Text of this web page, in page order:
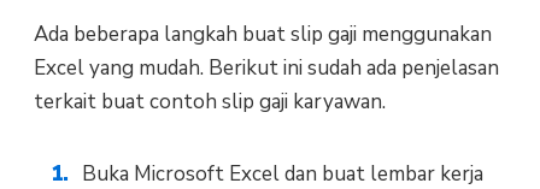
Ada beberapa langkah buat slip gaji menggunakan
Excel yang mudah. Berikut ini sudah ada penjelasan
terkait buat contoh slip gaji karyawan.
Buka Microsoft Excel dan buat lembar kerja